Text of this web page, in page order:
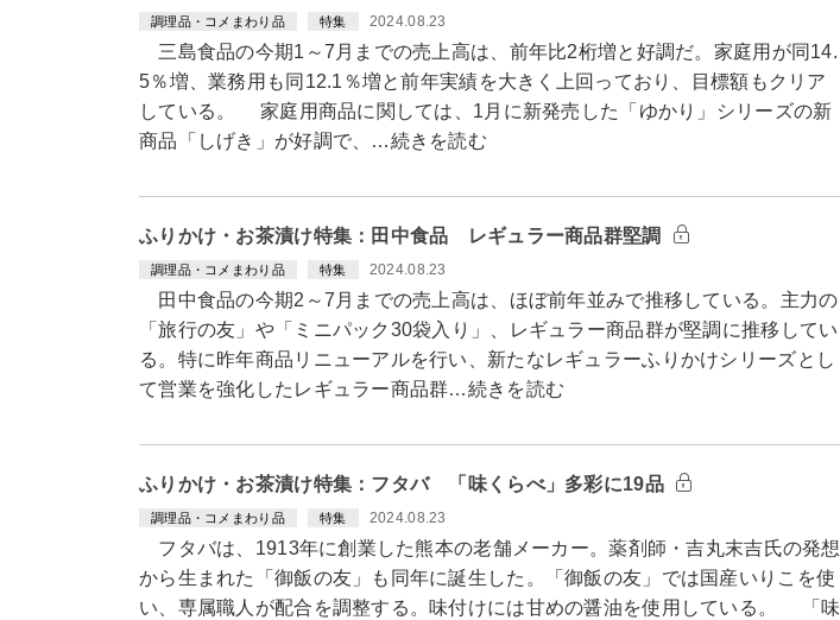
調理品・コメまわり品 特集 2024.08.23
三島食品の今期1～7月までの売上高は、前年比2桁増と好調だ。家庭用が同14.
5％増、業務用も同12.1％増と前年実績を大きく上回っており、目標額もクリア
している。 家庭用商品に関しては、1月に新発売した「ゆかり」シリーズの新
商品「しげき」が好調で、…続きを読む
ふりかけ・お茶漬け特集：田中食品 レギュラー商品群堅調
調理品・コメまわり品 特集 2024.08.23
田中食品の今期2～7月までの売上高は、ほぼ前年並みで推移している。主力の
「旅行の友」や「ミニパック30袋入り」、レギュラー商品群が堅調に推移してい
る。特に昨年商品リニューアルを行い、新たなレギュラーふりかけシリーズとし
て営業を強化したレギュラー商品群…続きを読む
ふりかけ・お茶漬け特集：フタバ 「味くらべ」多彩に19品
調理品・コメまわり品 特集 2024.08.23
フタバは、1913年に創業した熊本の老舗メーカー。薬剤師・吉丸末吉氏の発想
から生まれた「御飯の友」も同年に誕生した。「御飯の友」では国産いりこを使
い、専属職人が配合を調整する。味付けには甘めの醤油を使用している。 「味